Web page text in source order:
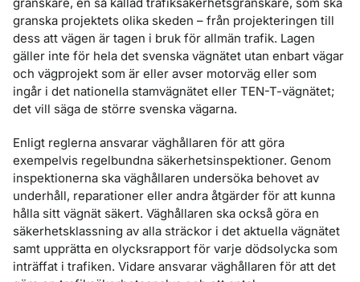
granska projektets olika skeden – från projekteringen till
dess att vägen är tagen i bruk för allmän trafik. Lagen
gäller inte för hela det svenska vägnätet utan enbart vägar
och vägprojekt som är eller avser motorväg eller som
ingår i det nationella stamvägnätet eller TEN-T-vägnätet;
det vill säga de större svenska vägarna.
Enligt reglerna ansvarar väghållaren för att göra
exempelvis regelbundna säkerhetsinspektioner. Genom
inspektionerna ska väghållaren undersöka behovet av
underhåll, reparationer eller andra åtgärder för att kunna
hålla sitt vägnät säkert. Väghållaren ska också göra en
säkerhetsklassning av alla sträckor i det aktuella vägnätet
samt upprätta en olycksrapport för varje dödsolycka som
inträffat i trafiken. Vidare ansvarar väghållaren för att det